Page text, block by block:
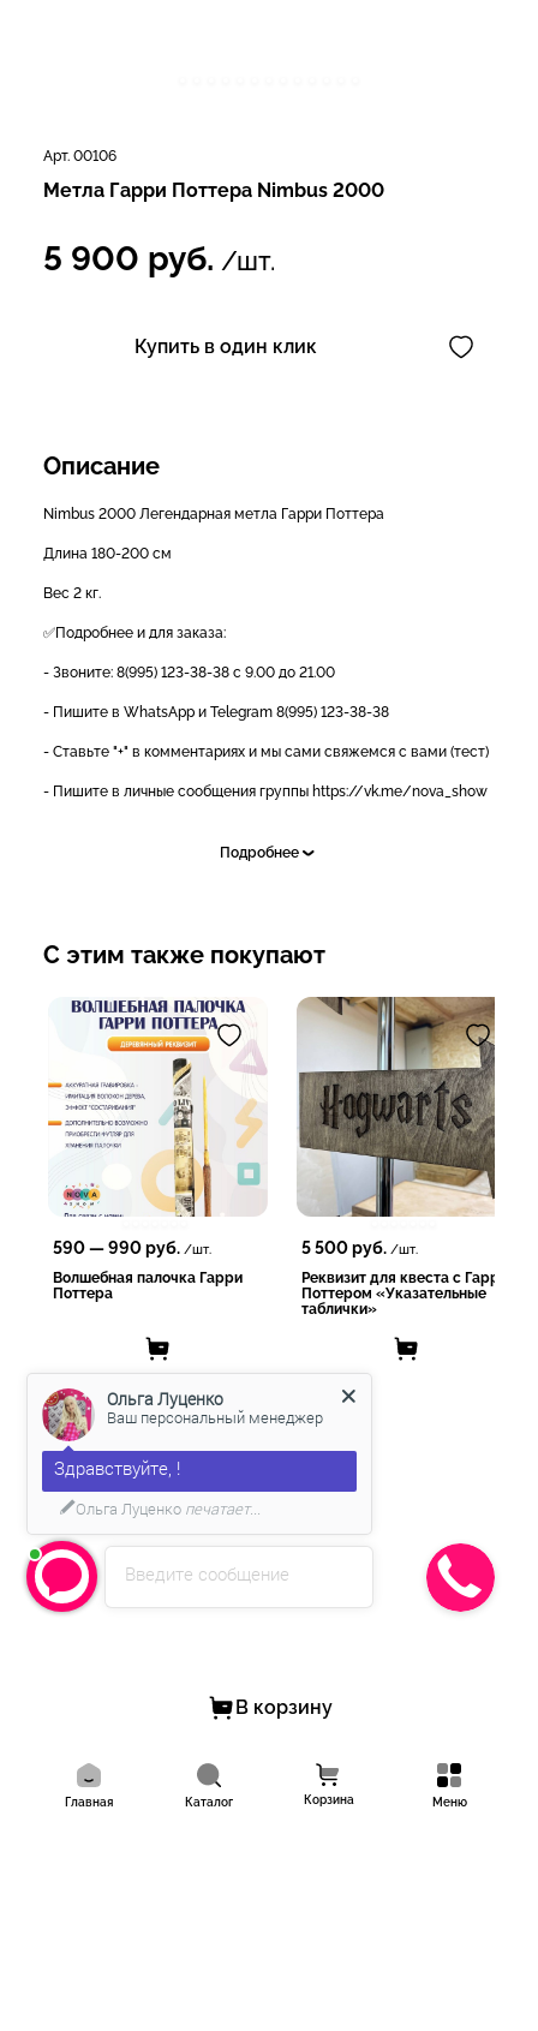
Арт. 00106
Метла Гарри Поттера Nimbus 2000
5 900 руб. /шт.
Купить в один клик
Описание
Nimbus 2000 Легендарная метла Гарри Поттера
Длина 180-200 см
Вес 2 кг.
✅Подробнее и для заказа:
- Звоните: 8(995) 123-38-38 с 9.00 до 21.00
- Пишите в WhatsApp и Telegram 8(995) 123-38-38
- Ставьте "+" в комментариях и мы сами свяжемся с вами (тест)
- Пишите в личные сообщения группы https://vk.me/nova_show
подать заявку]
- Работаем по договору и госконтрактами;
- Предоставляем любые закрывающие документы. Заказывайте
у лидеров рынка, работаем с 2011 года, имеем более 10 000
довольных клиентов!
Подробнее
С этим также покупают
590—990руб. /шт.
Волшебная палочка Гарри
Поттера
5 500руб./шт.
Реквизит для квеста с Гарри
Поттером «Указательные
таблички»
В корзину
Главная Каталог Корзина Меню
Введите сообщение
Ольга Луценко
Ваш персональный менеджер
Здравствуйте, !
Ольга Луценко печатает...